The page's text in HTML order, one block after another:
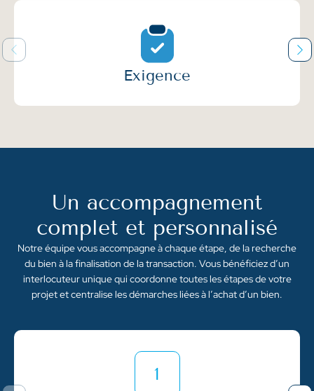
Exigence
Un accompagnement
complet et personnalisé
Notre équipe vous accompagne à chaque étape, de la recherche
du bien à la finalisation de la transaction. Vous bénéficiez d’un
interlocuteur unique qui coordonne toutes les étapes de votre
projet et centralise les démarches liées à l’achat d’un bien.